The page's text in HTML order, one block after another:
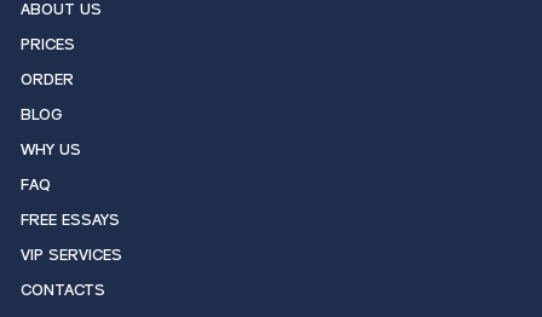
ABOUT US
PRICES
ORDER
BLOG
WHY US
FAQ
FREE ESSAYS
VIP SERVICES
CONTACTS